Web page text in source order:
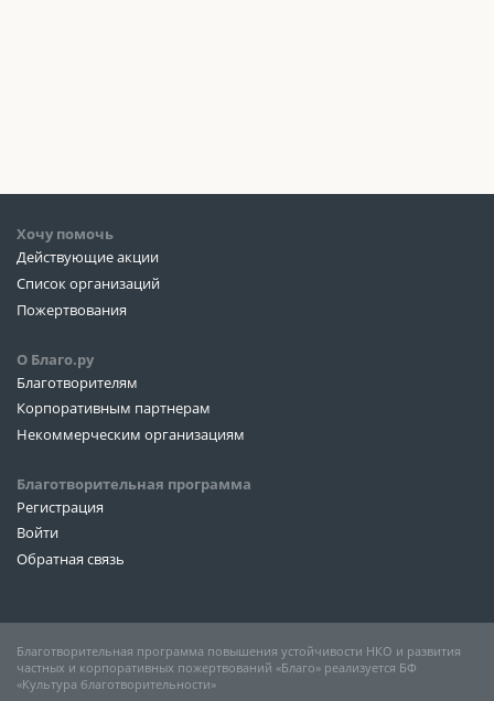
Хочу помочь
Действующие акции
Список организаций
Пожертвования
О Благо.ру
Благотворителям
Корпоративным партнерам
Некоммерческим организациям
Благотворительная программа
Регистрация
Войти
Обратная связь
Благотворительная программа повышения устойчивости НКО и развития
частных и корпоративных пожертвований «Благо» реализуется БФ
«Культура благотворительности»